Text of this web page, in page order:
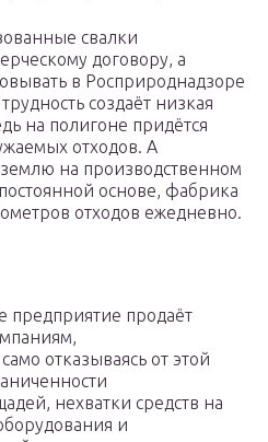
свалки
договору, а
в Росприроднадзоре
создаёт низкая
на полигоне придётся
отходов. А
на производственном
основе, фабрика
отходов ежедневно.
продаёт
отказываясь от этой
нехватки средств на
и